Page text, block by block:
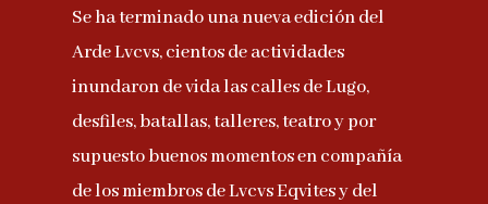
Se ha terminado una nueva edición del
Arde Lvcvs, cientos de actividades
inundaron de vida las calles de Lugo,
desfiles, batallas, talleres, teatro y por
supuesto buenos momentos en compañía
de los miembros de Lvcvs Eqvites y del